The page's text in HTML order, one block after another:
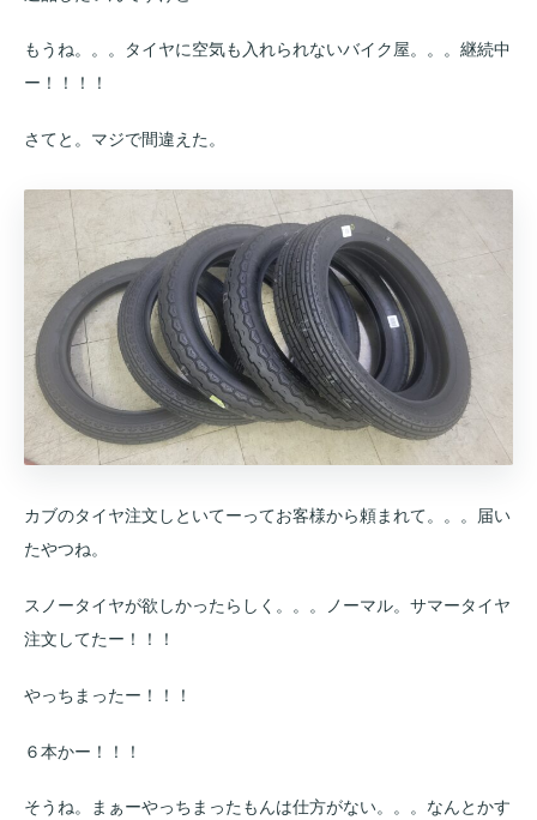
もうね。。。タイヤに空気も入れられないバイク屋。。。継続中
ー！！！！
さてと。マジで間違えた。
カブのタイヤ注文しといてーってお客様から頼まれて。。。届い
たやつね。
スノータイヤが欲しかったらしく。。。ノーマル。サマータイヤ
注文してたー！！！
やっちまったー！！！
６本かー！！！
そうね。まぁーやっちまったもんは仕方がない。。。なんとかす